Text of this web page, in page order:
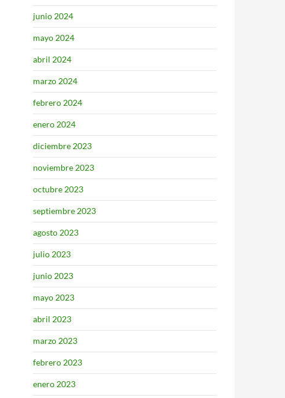
junio 2024
mayo 2024
abril 2024
marzo 2024
febrero 2024
enero 2024
diciembre 2023
noviembre 2023
octubre 2023
septiembre 2023
agosto 2023
julio 2023
junio 2023
mayo 2023
abril 2023
marzo 2023
febrero 2023
enero 2023